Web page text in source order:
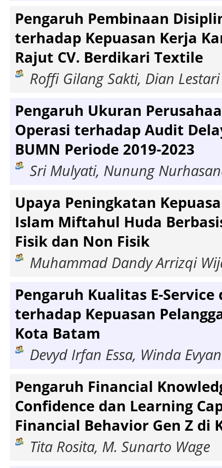
Pengaruh Pembinaan
terhadap Kepuasan Kerja
Rajut CV. Berdikari Textile
Roffi Gilang Sakti, Dian Lestari
Pengaruh Ukuran
Operasi terhadap Audit
BUMN Periode 2019-2023
Sri Mulyati, Nunung
Upaya Peningkatan
Islam Miftahul Huda
Fisik dan Non Fisik
Muhammad Dandy Arrizqi
Pengaruh Kualitas E-
terhadap Kepuasan
Kota Batam
Devyd Irfan Essa, Winda
Pengaruh Financial
Confidence dan Learning
Financial Behavior Gen Z di
Tita Rosita, M. Sunarto Wage